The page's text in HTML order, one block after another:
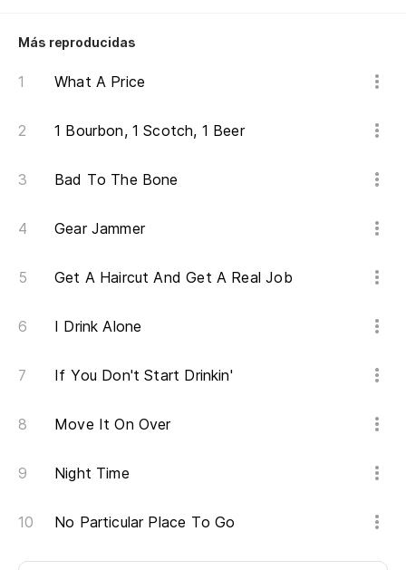
Más reproducidas
What A Price
1 Bourbon, 1 Scotch, 1 Beer
Bad To The Bone
Gear Jammer
Get A Haircut And Get A Real Job
I Drink Alone
If You Don't Start Drinkin'
Move It On Over
Night Time
No Particular Place To Go